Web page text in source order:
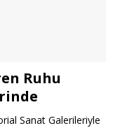
Ruhu
Sanat Galerileriyle